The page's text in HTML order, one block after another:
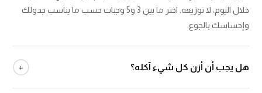
خلال اليوم، لا توزيعه. اختر ما بين 3 و5 وجبات حسب ما يناسب جدولك
وإحساسك بالجوع.
هل يجب أن أزن كل شيء آكله؟ +